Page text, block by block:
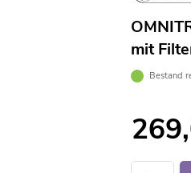
mit
Bestand